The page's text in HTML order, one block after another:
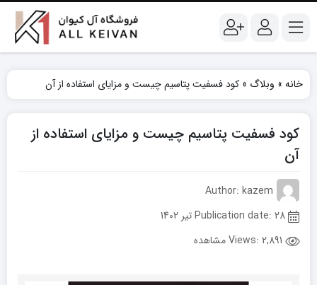
خانه » وبلاگ » کود فسفیت پتاسیم چیست و مزایای استفاده از آن
کود فسفیت پتاسیم چیست و مزایای استفاده از
آن
Author: kazem
2,891 مشاهده